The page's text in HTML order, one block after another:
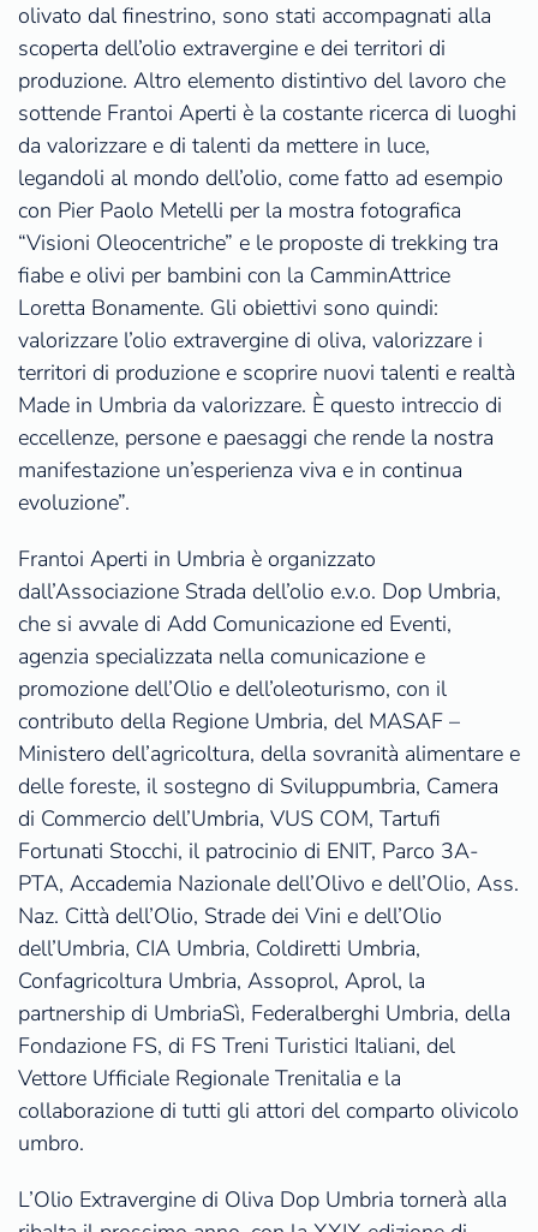
olivato dal finestrino, sono stati accompagnati alla
scoperta dell’olio extravergine e dei territori di
produzione. Altro elemento distintivo del lavoro che
sottende Frantoi Aperti è la costante ricerca di luoghi
da valorizzare e di talenti da mettere in luce,
legandoli al mondo dell’olio, come fatto ad esempio
con Pier Paolo Metelli per la mostra fotografica
“Visioni Oleocentriche” e le proposte di trekking tra
fiabe e olivi per bambini con la CamminAttrice
Loretta Bonamente. Gli obiettivi sono quindi:
valorizzare l’olio extravergine di oliva, valorizzare i
territori di produzione e scoprire nuovi talenti e realtà
Made in Umbria da valorizzare. È questo intreccio di
eccellenze, persone e paesaggi che rende la nostra
manifestazione un’esperienza viva e in continua
evoluzione”.
Frantoi Aperti in Umbria è organizzato
dall’Associazione Strada dell’olio e.v.o. Dop Umbria,
che si avvale di Add Comunicazione ed Eventi,
agenzia specializzata nella comunicazione e
promozione dell’Olio e dell’oleoturismo, con il
contributo della Regione Umbria, del MASAF –
Ministero dell’agricoltura, della sovranità alimentare e
delle foreste, il sostegno di Sviluppumbria, Camera
di Commercio dell’Umbria, VUS COM, Tartufi
Fortunati Stocchi, il patrocinio di ENIT, Parco 3A-
PTA, Accademia Nazionale dell’Olivo e dell’Olio, Ass.
Naz. Città dell’Olio, Strade dei Vini e dell’Olio
dell’Umbria, CIA Umbria, Coldiretti Umbria,
Confagricoltura Umbria, Assoprol, Aprol, la
partnership di UmbriaSì, Federalberghi Umbria, della
Fondazione FS, di FS Treni Turistici Italiani, del
Vettore Ufficiale Regionale Trenitalia e la
collaborazione di tutti gli attori del comparto olivicolo
umbro.
L’Olio Extravergine di Oliva Dop Umbria tornerà alla